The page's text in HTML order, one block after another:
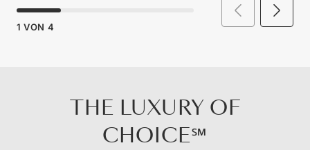
1 VON 4
THE LUXURY OF
CHOICE℠